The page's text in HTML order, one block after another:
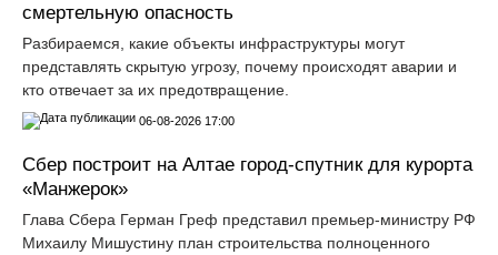
смертельную опасность
Разбираемся, какие объекты инфраструктуры могут
представлять скрытую угрозу, почему происходят аварии и
кто отвечает за их предотвращение.
06-08-2026 17:00
Сбер построит на Алтае город-спутник для курорта
«Манжерок»
Глава Сбера Герман Греф представил премьер-министру РФ
Михаилу Мишустину план строительства полноценного